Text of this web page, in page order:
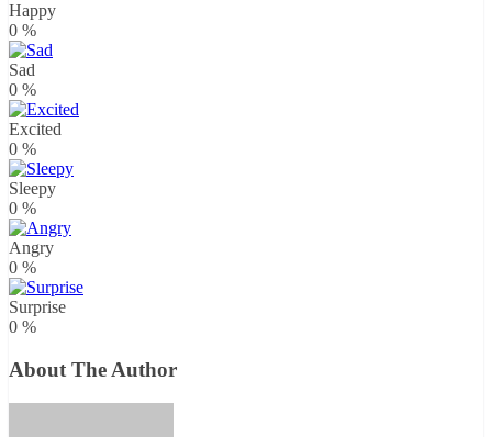
Happy
0 %
Sad
0 %
Excited
0 %
Sleepy
0 %
Angry
0 %
Surprise
0 %
About The Author